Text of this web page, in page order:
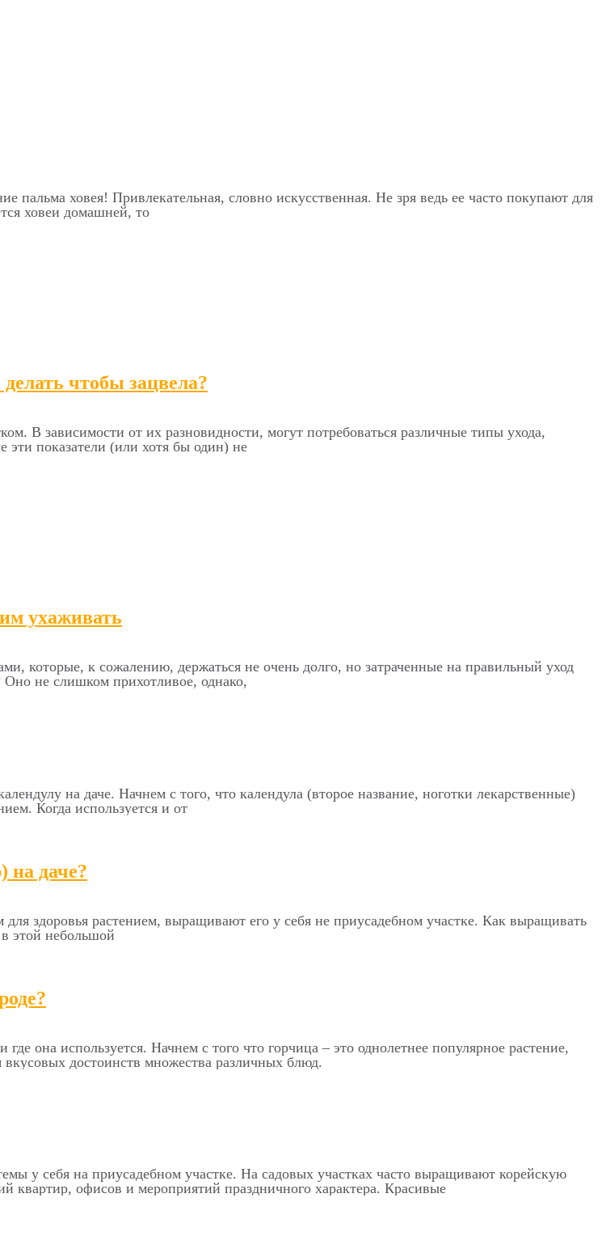
пальма ховея! Привлекательная, словно искусственная. Не зря ведь ее часто покупают для
ховеи домашней, то
чтобы зацвела?
В зависимости от их разновидности, могут потребоваться различные типы ухода,
эти показатели (или хотя бы один) не
ухаживать
которые, к сожалению, держаться не очень долго, но затраченные на правильный уход
Оно не слишком прихотливое, однако,
на даче. Начнем с того, что календула (второе название, ноготки лекарственные)
Когда используется и от
на даче?
здоровья растением, выращивают его у себя не приусадебном участке. Как выращивать
этой небольшой
она используется. Начнем с того что горчица – это однолетнее популярное растение,
вкусовых достоинств множества различных блюд.
у себя на приусадебном участке. На садовых участках часто выращивают корейскую
квартир, офисов и мероприятий праздничного характера. Красивые